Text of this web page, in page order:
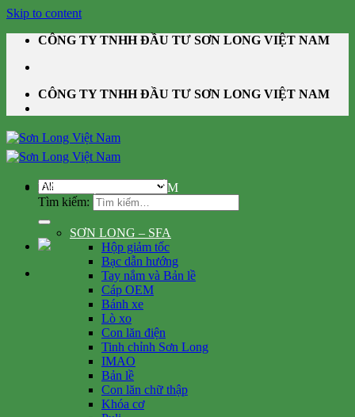
Skip to content
CÔNG TY TNHH ĐẦU TƯ SƠN LONG VIỆT NAM
CÔNG TY TNHH ĐẦU TƯ SƠN LONG VIỆT NAM
Tìm kiếm:
DANH MỤC SẢN PHẨM
SƠN LONG – SFA
Hộp giảm tốc
Bạc dẫn hướng
Tay nắm và Bản lề
Cáp OEM
Bánh xe
Lò xo
Con lăn điện
Tinh chỉnh Sơn Long
IMAO
Bản lề
Con lăn chữ thập
Khóa cơ